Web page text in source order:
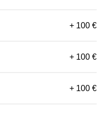
+ 100 €
+ 100 €
+ 100 €